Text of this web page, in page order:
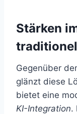
Stärken
Gegenüber
glänzt diese
bietet eine
KI-Integration.